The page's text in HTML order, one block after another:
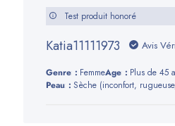
Test produit honoré
Katia11111973 Avis
Genre: FemmeAge:
Plus de 45
Peau:
Sèche (inconfort,